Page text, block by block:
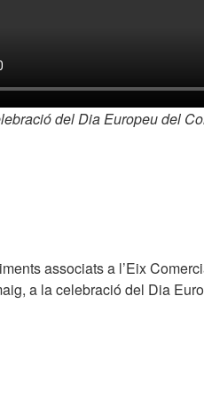
del Dia Europeu del
associats a l’Eix
a la celebració del Dia